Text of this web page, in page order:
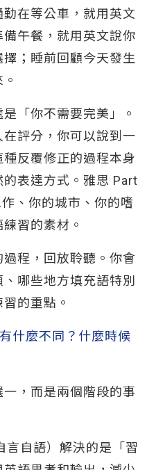
在等公車，就用英文
午餐，就用英文說你
；睡前回顧今天發生
「你不需要完美」。
評分，你可以說到一
反覆修正的過程本身
表達方式。雅思 Part
、你的城市、你的嗜
習的素材。
程，回放聆聽。你會
哪些地方填充語特別
的重點。
什麼不同？什麼時候
，而是兩個階段的事
言自語）解決的是「習